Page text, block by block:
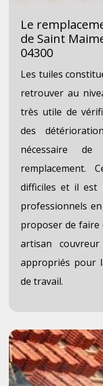
Le
de Saint
04300
Les tuiles
retrouver au
très utile de
des
nécessaire
remplacement.
difficiles et il est
professionnels
proposer de faire
artisan
appropriés pour
de travail.